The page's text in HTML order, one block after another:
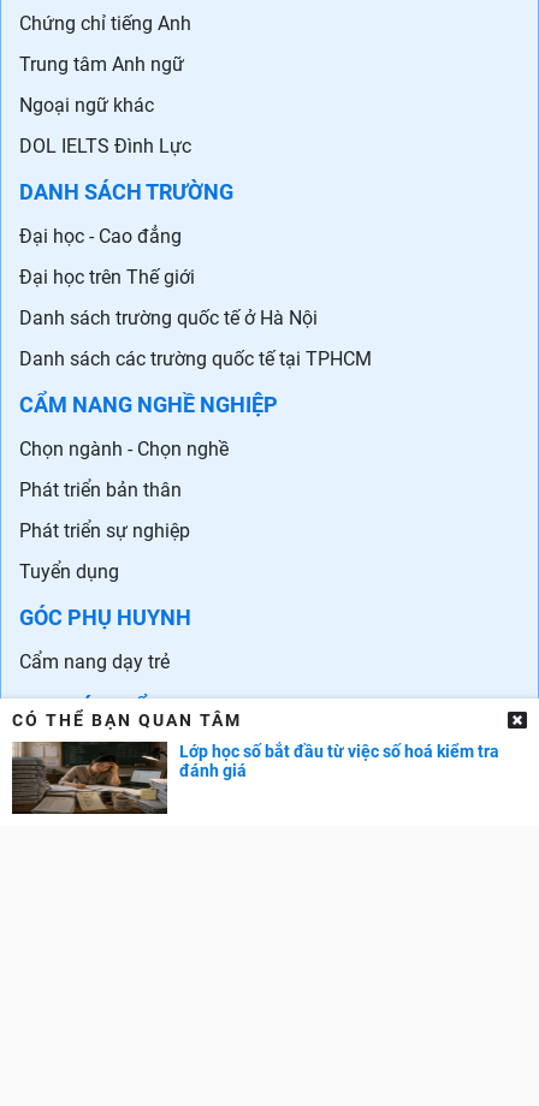
DU HỌC
Du học các nước
Tin tức du học
Trung tâm tư vấn Du học
NGOẠI NGỮ
Học tiếng Anh
Chứng chỉ tiếng Anh
Trung tâm Anh ngữ
Ngoại ngữ khác
DOL IELTS Đình Lực
DANH SÁCH TRƯỜNG
Đại học - Cao đẳng
Đại học trên Thế giới
Danh sách trường quốc tế ở Hà Nội
Danh sách các trường quốc tế tại TPHCM
CẨM NANG NGHỀ NGHIỆP
Chọn ngành - Chọn nghề
Phát triển bản thân
Phát triển sự nghiệp
CÓ THỂ BẠN QUAN TÂM
Lớp học số bắt đầu từ việc số hoá kiểm tra
đánh giá